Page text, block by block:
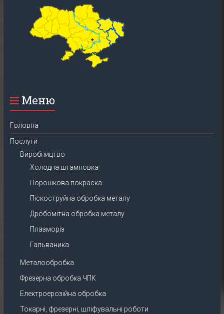
Меню
Головна
Послуги
Виробництво
Холодна штамповка
Порошкова покраска
Піскоструйна обробка металу
Дробомітна обробка металу
Плазморіз
Гальваника
Металообробка
Фрезерна обробка ЧПК
Електроерозійна обробка
Токарні, фрезерні, шліфувальні роботи